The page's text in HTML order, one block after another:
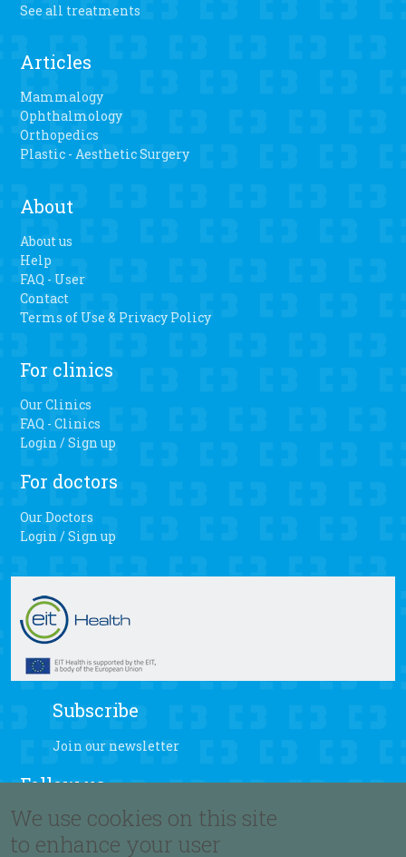
See all treatments
Articles
Mammalogy
Ophthalmology
Orthopedics
Plastic - Aesthetic Surgery
About
About us
Help
FAQ - User
Contact
Terms of Use & Privacy Policy
For clinics
Our Clinics
FAQ - Clinics
Login / Sign up
For doctors
Our Doctors
Login / Sign up
Subscribe
Join our newsletter
Follow us
We use cookies on this site
to enhance your user